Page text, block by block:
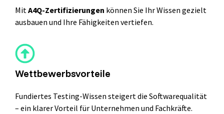
MitA4Q-Zertifizierungen können Sie Ihr Wissen gezielt
ausbauen und Ihre Fähigkeiten vertiefen.
Wettbewerbsvorteile
Fundiertes Testing-Wissen steigert die Softwarequalität
– ein klarer Vorteil für Unternehmen und Fachkräfte.